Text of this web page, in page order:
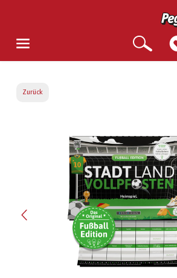
Zurück
Bildergalerie überspringen